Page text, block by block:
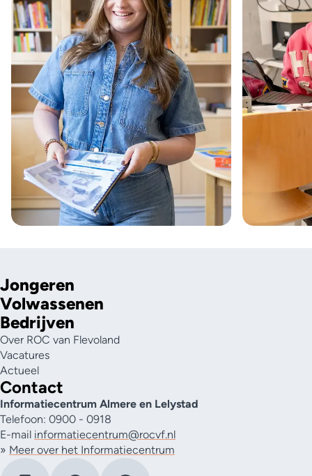
Jongeren
Volwassenen
Bedrijven
Over ROC van Flevoland
Vacatures
Actueel
Contact
Informatiecentrum Almere en Lelystad
Telefoon: 0900 - 0918
E-mail informatiecentrum@rocvf.nl
» Meer over het Informatiecentrum